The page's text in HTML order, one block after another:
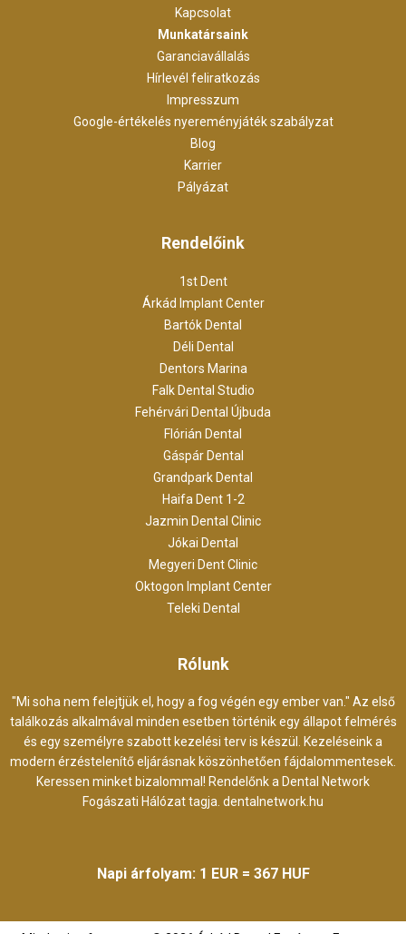
Kapcsolat
Munkatársaink
Garanciavállalás
Hírlevél feliratkozás
Impresszum
Google-értékelés nyereményjáték szabályzat
Blog
Karrier
Pályázat
Rendelőink
1st Dent
Árkád Implant Center
Bartók Dental
Déli Dental
Dentors Marina
Falk Dental Studio
Fehérvári Dental Újbuda
Flórián Dental
Gáspár Dental
Grandpark Dental
Haifa Dent 1-2
Jazmin Dental Clinic
Jókai Dental
Megyeri Dent Clinic
Oktogon Implant Center
Teleki Dental
Rólunk
"Mi soha nem felejtjük el, hogy a fog végén egy ember van." Az első
találkozás alkalmával minden esetben történik egy állapot felmérés
és egy személyre szabott kezelési terv is készül. Kezeléseink a
modern érzéstelenítő eljárásnak köszönhetően fájdalommentesek.
Keressen minket bizalommal! Rendelőnk a Dental Network
Fogászati Hálózat tagja. dentalnetwork.hu
Napi árfolyam: 1 EUR = 367 HUF